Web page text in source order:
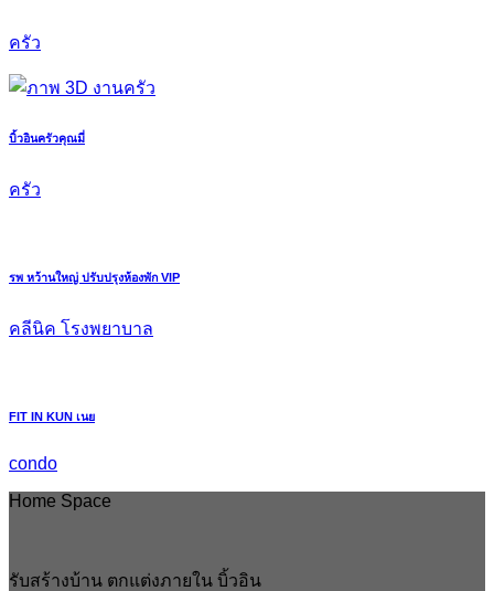
ครัว
บิ้วอินครัวคุณมี่
ครัว
รพ หว้านใหญ่ ปรับปรุงห้องพัก VIP
คลีนิค โรงพยาบาล
FIT IN KUN เนย
condo
Home Space
รับสร้างบ้าน ตกแต่งภายใน บิ้วอิน